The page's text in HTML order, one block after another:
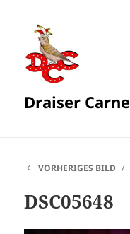
Draiser
VORHERIGES BILD
DSC05648